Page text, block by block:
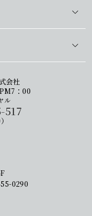
会社
：00
ル
517
0290